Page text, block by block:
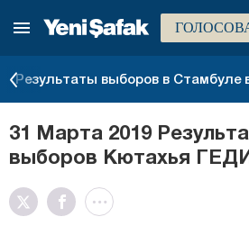
Результаты выборов в Стамбуле
31 Марта 2019
выборов Кютахья